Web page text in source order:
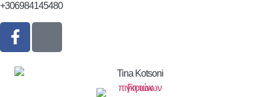
+306984145480